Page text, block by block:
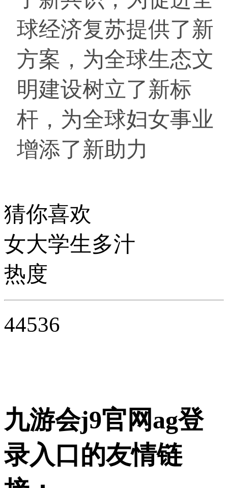
球经济复苏提供了新
方案，为全球生态文
明建设树立了新标
杆，为全球妇女事业
增添了新助力
猜你喜欢
女大学生多汁
热度
44536
九游会j9官网ag登
录入口的友情链